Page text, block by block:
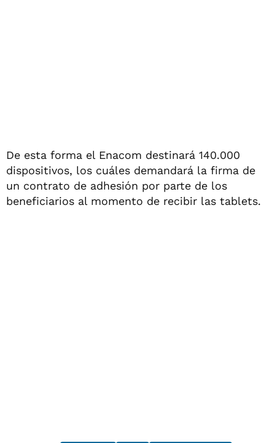
De esta forma el Enacom destinará 140.000
dispositivos, los cuáles demandará la firma de
un contrato de adhesión por parte de los
beneficiarios al momento de recibir las tablets.